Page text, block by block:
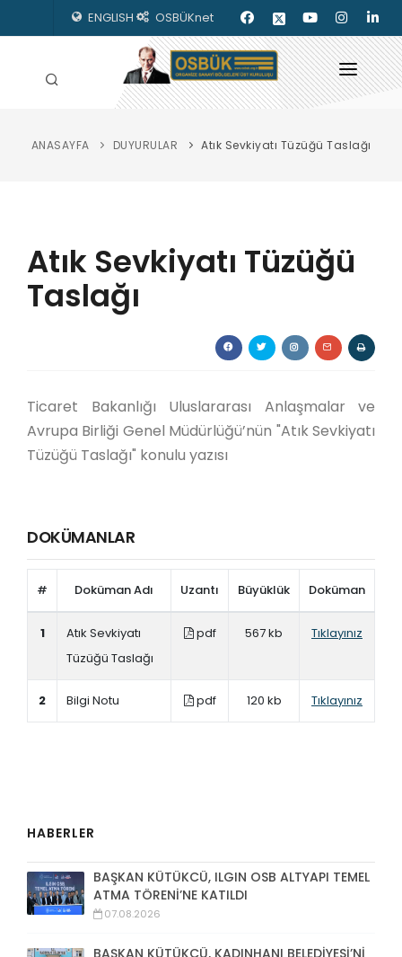
ENGLISH OSBÜKnet
HAKKIMIZDA
KILAVUZLAR
YAYINLARIMIZ
ANASAYFA DUYURULAR Atık Sevkiyatı Tüzüğü Taslağı
Atık Sevkiyatı Tüzüğü
Taslağı
Ticaret Bakanlığı Uluslararası Anlaşmalar ve
Avrupa Birliği Genel Müdürlüğü’nün "Atık Sevkiyatı
Tüzüğü Taslağı" konulu yazısı
DOKÜMANLAR
# Doküman Adı Uzantı Büyüklük Doküman
1
Atık Sevkiyatı
Tüzüğü Taslağı
pdf 567 kb Tıklayınız
2 Bilgi Notu pdf 120 kb Tıklayınız
HABERLER
BAŞKAN KÜTÜKCÜ, ILGIN OSB ALTYAPI TEMEL
ATMA TÖRENİ’NE KATILDI
07.08.2026
BAŞKAN KÜTÜKCÜ, KADINHANI BELEDİYESİ’Nİ